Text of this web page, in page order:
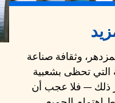
وثقافة صناعة
التي تحظى بشعبية
ذلك — فلا عجب أن